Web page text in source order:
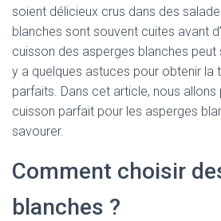
soient délicieux crus dans des
blanches sont souvent cuites avant
cuisson des asperges blanches peut
y a quelques astuces pour obtenir la
parfaits. Dans cet article, nous
cuisson parfait pour les asperges
savourer.
Comment choisir
blanches ?